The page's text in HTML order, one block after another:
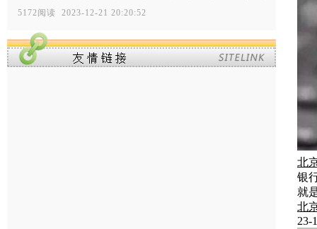
5172阅读 2023-12-21 20:20:52
北
银
就
北
23-